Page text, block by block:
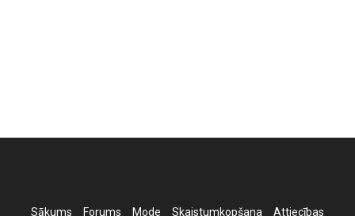
Sākums Forums Mode Skaistumkopšana Attiecības